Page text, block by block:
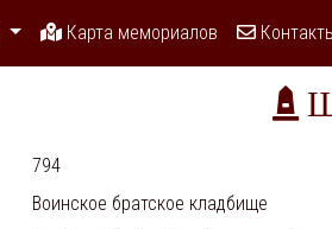
Карта мемориалов
794
Воинское братское кладбище